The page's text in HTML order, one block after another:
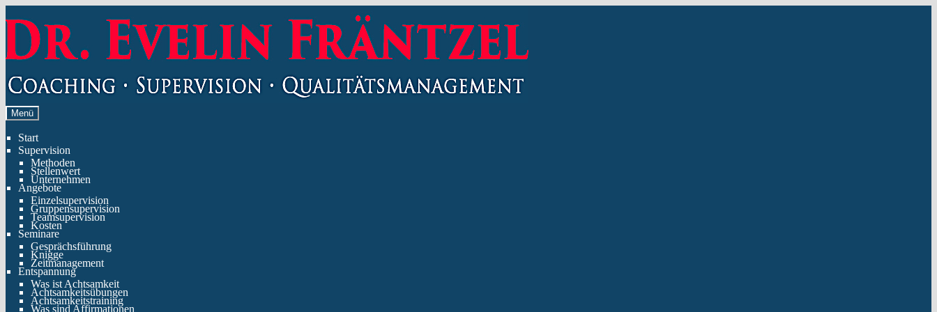
Navigation
springen
Inhalt
springen
Menü
Start
Supervision
Methoden
Stellenwert
Unternehmen
Angebote
Einzelsupervision
Gruppensupervision
Teamsupervision
Kosten
Seminare
Gesprächsführung
Knigge
Zeitmanagement
Entspannung
Was ist Achtsamkeit
Achtsamkeitsübungen
Achtsamkeitstraining
Was sind Affirmationen